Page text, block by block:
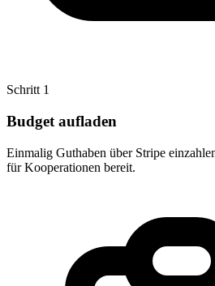
Schritt 1
Budget aufladen
Einmalig Guthaben über Stripe
für Kooperationen bereit.